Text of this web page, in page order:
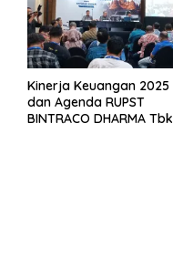
Kinerja Keuangan 2025
dan Agenda RUPST
BINTRACO DHARMA Tbk